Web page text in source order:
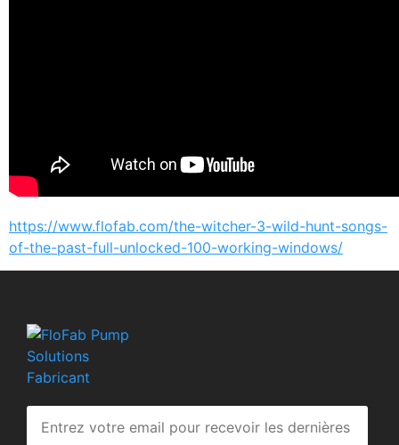
https://www.flofab.com/the-witcher-3-wild-hunt-songs-
of-the-past-full-unlocked-100-working-windows/